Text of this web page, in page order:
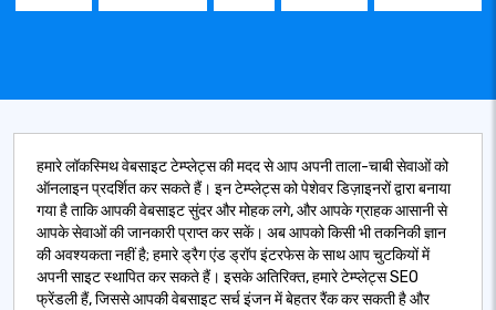
हमारे लॉकस्मिथ वेबसाइट टेम्प्लेट्स की मदद से आप अपनी ताला-चाबी सेवाओं को
ऑनलाइन प्रदर्शित कर सकते हैं। इन टेम्प्लेट्स को पेशेवर डिज़ाइनरों द्वारा बनाया
गया है ताकि आपकी वेबसाइट सुंदर और मोहक लगे, और आपके ग्राहक आसानी से
आपके सेवाओं की जानकारी प्राप्त कर सकें। अब आपको किसी भी तकनिकी ज्ञान
की अवश्यकता नहीं है; हमारे ड्रैग एंड ड्रॉप इंटरफेस के साथ आप चुटकियों में
अपनी साइट स्थापित कर सकते हैं। इसके अतिरिक्त, हमारे टेम्प्लेट्स SEO
फ्रेंडली हैं, जिससे आपकी वेबसाइट सर्च इंजन में बेहतर रैंक कर सकती है और